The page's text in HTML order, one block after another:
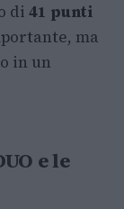
di 41 punti
ma
in un
e le